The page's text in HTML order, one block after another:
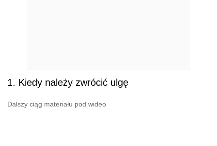
1. Kiedy należy zwrócić ulgę
Dalszy ciąg materiału pod wideo